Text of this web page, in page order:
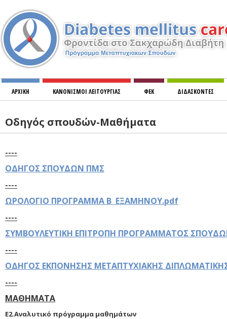
ΑΡΧΙΚΗ ΚΑΝΟΝΙΣΜOΙ ΛΕΙΤΟΥΡΓΙΑΣ ΦΕΚ ΔΙΔΑΣΚΟΝΤΕΣ
Οδηγός σπουδών-Μαθήματα
----
ΟΔΗΓΟΣ ΣΠΟΥΔΩΝ ΠΜΣ
----
ΩΡΟΛΟΓΙΟ ΠΡΟΓΡΑΜΜΑ Β ΕΞΑΜΗΝΟΥ.pdf
----
ΣΥΜΒΟΥΛΕΥΤΙΚΗ ΕΠΙΤΡΟΠΗ ΠΡΟΓΡΑΜΜΑΤΟΣ
----
ΟΔΗΓΟΣ ΕΚΠΟΝΗΣΗΣ ΜΕΤΑΠΤΥΧΙΑΚΗΣ
----
ΜΑΘΗΜΑΤΑ
Ε2.Αναλυτικό πρόγραμμα μαθημάτων